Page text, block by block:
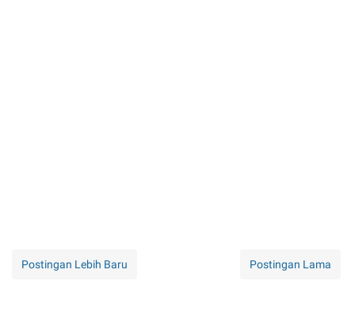
Postingan Lebih Baru Postingan Lama